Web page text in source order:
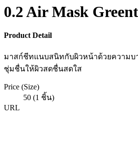
0.2 Air Mask
Product Detail
มาสก์ชีทแนบสนิทกับผิวหน้าด้วยความบ
ชุ่มชื่นให้ผิวสดชื่นสดใส
Price (Size)
50 (1 ชิ้น)
URL